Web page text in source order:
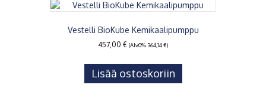
Vestelli BioKube Kemikaalipumppu
457,00 € (Alv0% 364,14€)
Lisää ostoskoriin